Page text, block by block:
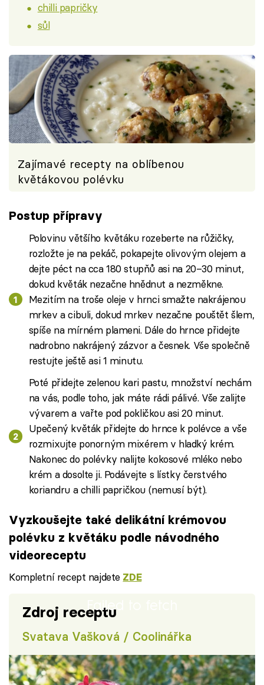
chilli papričky
sůl
Zajímavé recepty na oblíbenou
květákovou polévku
Postup přípravy
Polovinu většího květáku rozeberte na růžičky,
rozložte je na pekáč, pokapejte olivovým olejem a
dejte péct na cca 180 stupňů asi na 20–30 minut,
dokud květák nezačne hnědnut a nezměkne.
Mezitím na troše oleje v hrnci smažte nakrájenou
mrkev a cibuli, dokud mrkev nezačne pouštět šlem,
spíše na mírném plameni. Dále do hrnce přidejte
nadrobno nakrájený zázvor a česnek. Vše společně
restujte ještě asi 1 minutu.
Poté přidejte zelenou kari pastu, množství nechám
na vás, podle toho, jak máte rádi pálivé. Vše zalijte
vývarem a vařte pod pokličkou asi 20 minut.
Upečený květák přidejte do hrnce k polévce a vše
rozmixujte ponorným mixérem v hladký krém.
Nakonec do polévky nalijte kokosové mléko nebo
krém a dosolte ji. Podávejte s lístky čerstvého
koriandru a chilli papričkou (nemusí být).
Vyzkoušejte také delikátní krémovou
polévku z květáku podle návodného
videoreceptu
Kompletní recept najdete ZDE
Failed to fetch
Zdroj receptu
Svatava Vašková / Coolinářka